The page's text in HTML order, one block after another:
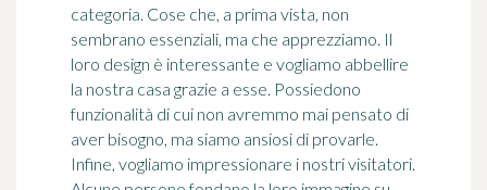
categoria. Cose che, a prima vista, non
sembrano essenziali, ma che apprezziamo. Il
loro design è interessante e vogliamo abbellire
la nostra casa grazie a esse. Possiedono
funzionalità di cui non avremmo mai pensato di
aver bisogno, ma siamo ansiosi di provarle.
Infine, vogliamo impressionare i nostri visitatori.